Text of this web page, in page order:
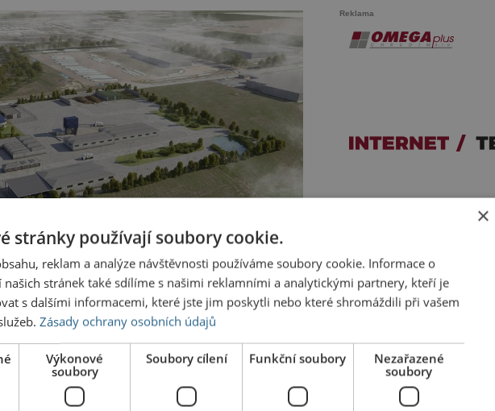
v blízkosti místní části Chrudim IV (Markovice)
MUDr. J. Hradec a R. Málek, MBA, MSc. Za
Reklama
Další články v rubrice
Na Resselově náměstí spadl strom
přímo do komunikace
×
stránky používají soubory cookie.
reklam a analýze návštěvnosti používáme soubory cookie. Informace o
našich stránek také sdílíme s našimi reklamními a analytickými partnery, kteří je
s dalšími informacemi, které jste jim poskytli nebo které shromáždili při vašem
Zásady ochrany osobních údajů
Výkonové
soubory
Soubory cílení Funkční soubory
Nezařazené
soubory